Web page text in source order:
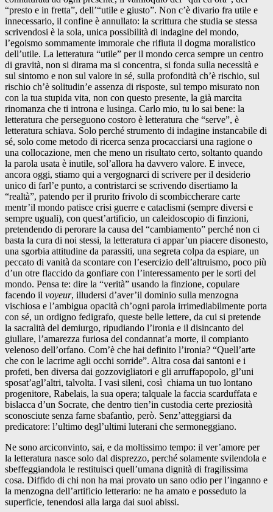
“presto e in fretta”, dell’“utile e giusto”. Non c’è divario fra utile e
innecessario, il confine è annullato: la scrittura che studia se stessa
scrivendosi è la sola, unica possibilità di indagine del mondo,
l’egoismo sommamente immorale che rifiuta il dogma moralistico
dell’utile. La letteratura “utile” per il mondo cerca sempre un centro
di gravità, non si dirama ma si concentra, si fonda sulla necessità e
sul sintomo e non sul valore in sé, sulla profondità ch’è rischio, sul
rischio ch’è solitudin’e assenza di risposte, sul tempo misurato non
con la tua stupida vita, non con questo presente, la già marcita
rinomanza che ti introna e lusinga. Carlo mio, tu lo sai bene: la
letteratura che perseguono costoro è letteratura che “serve”, è
letteratura schiava. Solo perché strumento di indagine instancabile di
sé, solo come metodo di ricerca senza procacciarsi una ragione o
una collocazione, men che meno un risultato certo, soltanto quando
la parola usata è inutile, sol’allora ha davvero valore. E invece,
ancora oggi, stiamo qui a vergognarci di scrivere per il desiderio
unico di farl’e punto, a contristarci se scrivendo disertiamo la
“realtà”, patendo per il prurito frivolo di scombiccherare carte
mentr’il mondo patisce crisi guerre e cataclismi (sempre diversi e
sempre uguali), con quest’artificio, un caleidoscopio di finzioni,
pretendendo di perorare la causa del “cambiamento” perché non ci
basta la cura di noi stessi, la letteratura ci appar’un piacere disonesto,
una sgorbia attitudine da parassiti, una segreta colpa da espiare, un
peccato di vanità da scontare con l’esercizio dell’altruismo, poco più
d’un otre flaccido da gonfiare con l’interessamento per le sorti del
mondo. Pensa te: dire la “verità” usando la finzione, copulare
facendo il voyeur, illudersi d’aver’il dominio sulla menzogna
vischiosa e l’ambigua opacità ch’ogni parola irrimediabilmente porta
con sé, un ordigno fedigrafo, queste belle lettere, da cui si pretende
la sacralità del demiurgo, ripudiando l’ironia e il disincanto del
giullare, l’amarezza furiosa del condannat’a morte, il compianto
velenoso dell’orfano. Com’è che hai definito l’ironia? “Quell’arte
che con le lacrime agli occhi sorride”. Altra cosa dai santoni e i
profeti, ben diversa dai gozzovigliatori e gli arruffapopolo, gl’uni
sposat’agl’altri, talvolta. I vasi sileni, così chiama un tuo lontano
progenitore, Rabelais, la sua opera; talquale la faccia scarduffata e
bislacca d’un Socrate, che dentro tien’in custodia certe preziosità
sconosciute senza farne sbafantìo, però. Senz’atteggiarsi da
predicatore: l’ultimo degl’ultimi luterani che sermoneggiano.
Ne sono arciconvinto, sai, e da moltissimo tempo: il ver’amore per
la letteratura nasce solo dal disprezzo, perché solamente svilendola e
sbeffeggiandola le restituisci quell’umana dignità di fragilissima
cosa. Diffido di chi non ha mai provato un sano odio per l’inganno e
la menzogna dell’artificio letterario: ne ha amato e posseduto la
superficie, tenendosi alla larga dai suoi abissi.